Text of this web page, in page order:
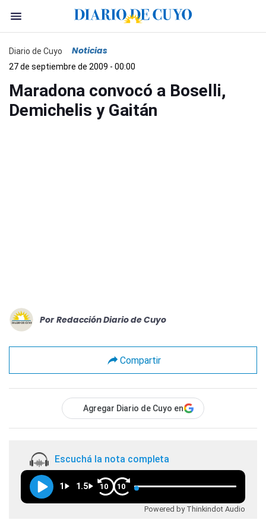
Diario de Cuyo Noticias
27 de septiembre de 2009 - 00:00
Maradona convocó a Boselli,
Demichelis y Gaitán
Por Redacción Diario de Cuyo
Compartir
Agregar Diario de Cuyo en
Escuchá la nota completa
1 1.5 10 10
Powered by Thinkindot Audio